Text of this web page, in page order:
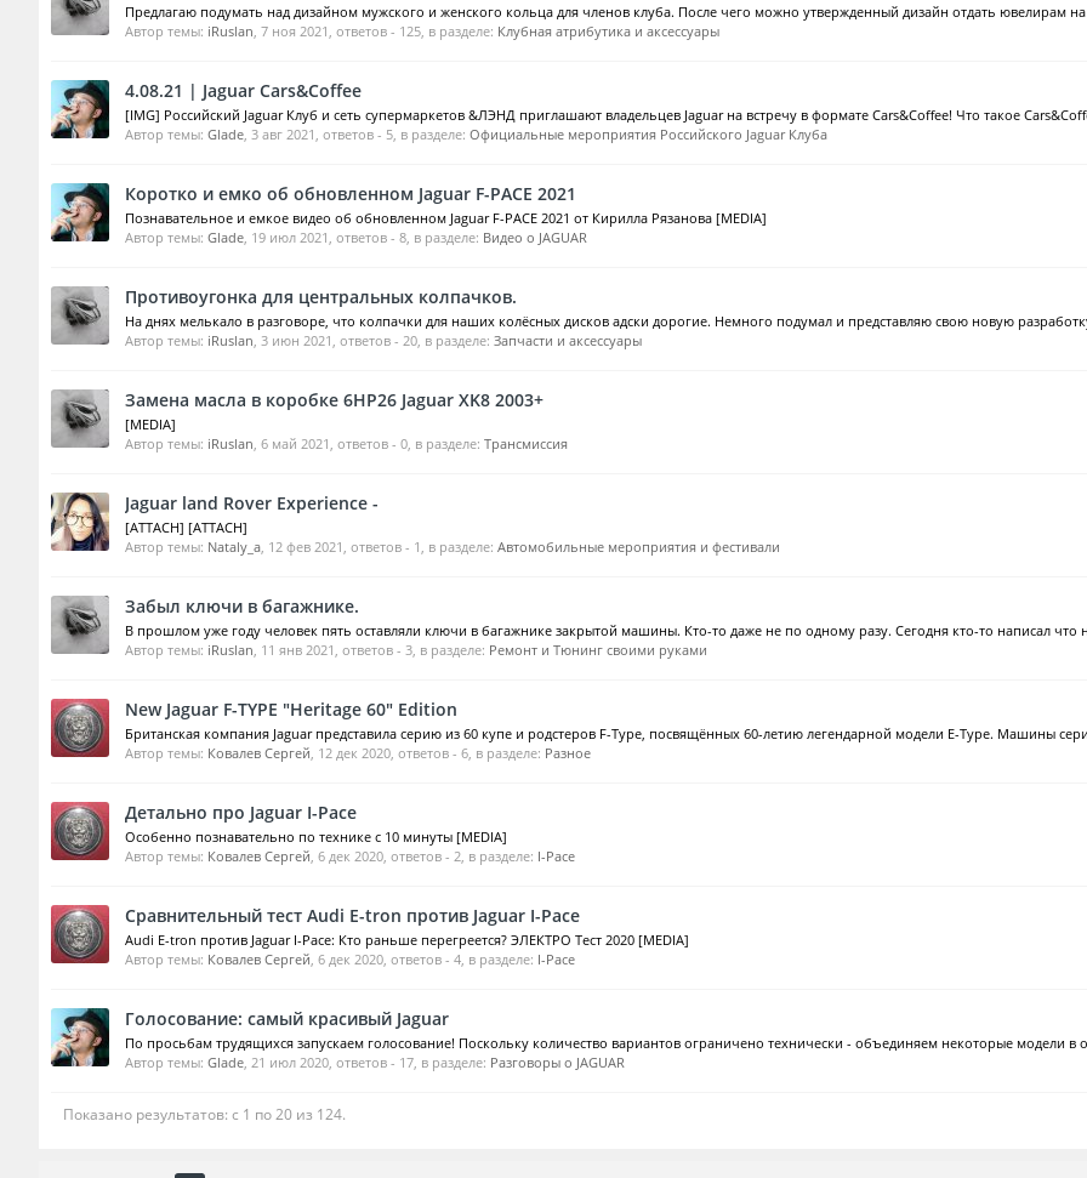
Предлагаю подумать над дизайном мужского и женского кольца для членов клуба. После чего можно утвержденный дизайн отдать ювелирам на
Автор темы: iRuslan, 7 ноя 2021 , ответов - 125, в разделе: Клубная атрибутика и аксессуары
4.08.21 | Jaguar Cars&Coffee
[IMG] Российский Jaguar Клуб и сеть супермаркетов &ЛЭНД приглашают владельцев Jaguar на встречу в формате Cars&Coffee! Что такое
Автор темы: Glade, 3 авг 2021 , ответов - 5, в разделе: Официальные мероприятия Российского Jaguar Клуба
Коротко и емко об обновленном Jaguar F-PACE 2021
Познавательное и емкое видео об обновленном Jaguar F-PACE 2021 от Кирилла Рязанова [MEDIA]
Автор темы: Glade, 19 июл 2021 , ответов - 8, в разделе: Видео о JAGUAR
Противоугонка для центральных колпачков.
На днях мелькало в разговоре, что колпачки для наших колёсных дисков адски дорогие. Немного подумал и представляю свою новую
Автор темы: iRuslan, 3 июн 2021 , ответов - 20, в разделе: Запчасти и аксессуары
Замена масла в коробке 6HP26 Jaguar XK8 2003+
[MEDIA]
Автор темы: iRuslan, 6 май 2021 , ответов - 0, в разделе: Трансмиссия
Jaguar land Rover Experience -
[ATTACH] [ATTACH]
Автор темы: Nataly_a, 12 фев 2021 , ответов - 1, в разделе: Автомобильные мероприятия и фестивали
Забыл ключи в багажнике.
В прошлом уже году человек пять оставляли ключи в багажнике закрытой машины. Кто-то даже не по одному разу. Сегодня кто-то написал что
Автор темы: iRuslan, 11 янв 2021 , ответов - 3, в разделе: Ремонт и Тюнинг своими руками
New Jaguar F-TYPE "Heritage 60" Edition
Британская компания Jaguar представила серию из 60 купе и родстеров F-Type, посвящённых 60-летию легендарной модели E-Type. Машины
Автор темы: Ковалев Сергей, 12 дек 2020, ответов - 6, в разделе: Разное
Детально про Jaguar I-Pace
Особенно познавательно по технике с 10 минуты [MEDIA]
Автор темы: Ковалев Сергей, 6 дек 2020, ответов - 2, в разделе: I-Pace
Сравнительный тест Audi E-tron против Jaguar I-Pace
Audi E-tron против Jaguar I-Pace: Кто раньше перегреется? ЭЛЕКТРО Тест 2020 [MEDIA]
Автор темы: Ковалев Сергей, 6 дек 2020, ответов - 4, в разделе: I-Pace
Голосование: самый красивый Jaguar
По просьбам трудящихся запускаем голосование! Поскольку количество вариантов ограничено технически - объединяем некоторые модели в
Автор темы: Glade, 21 июл 2020, ответов - 17, в разделе: Разговоры о JAGUAR
Показано результатов: с 1 по 20 из 124.